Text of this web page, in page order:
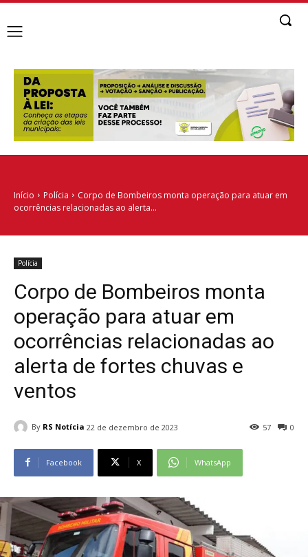
Início Polícia
Corpo de Bombeiros monta operação para atuar em
ocorrências relacionadas ao alerta...
Polícia
Corpo de Bombeiros monta
operação para atuar em
ocorrências relacionadas ao
alerta de fortes chuvas e
ventos
By RS Notícia 22 de dezembro de 2023 0
57
Facebook X WhatsApp